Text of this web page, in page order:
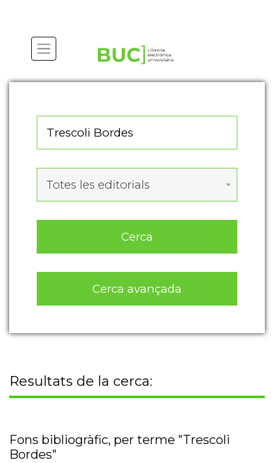
Totes les editorials
Cerca
Cerca avançada
Resultats de la cerca:
Fons bibliogràfic, per terme "Trescoli
Bordes"